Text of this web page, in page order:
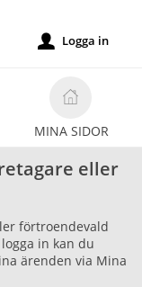
MINA SIDOR
u Logga in
eller
förtroendevald
in kan du
ärenden via Mina